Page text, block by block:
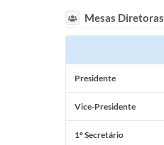
Mesas Diretoras
Presidente
Vice-Presidente
1º Secretário